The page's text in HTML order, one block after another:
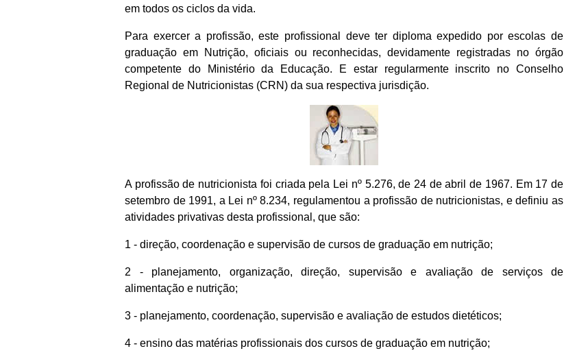
em todos os ciclos da vida.
Para exercer a profissão, este profissional deve ter diploma expedido por escolas de
graduação em Nutrição, oficiais ou reconhecidas, devidamente registradas no órgão
competente do Ministério da Educação. E estar regularmente inscrito no Conselho
Regional de Nutricionistas (CRN) da sua respectiva jurisdição.
A profissão de nutricionista foi criada pela Lei nº 5.276, de 24 de abril de 1967. Em 17 de
setembro de 1991, a Lei nº 8.234, regulamentou a profissão de nutricionistas, e definiu as
atividades privativas desta profissional, que são:
1 - direção, coordenação e supervisão de cursos de graduação em nutrição;
2 - planejamento, organização, direção, supervisão e avaliação de serviços de
alimentação e nutrição;
3 - planejamento, coordenação, supervisão e avaliação de estudos dietéticos;
4 - ensino das matérias profissionais dos cursos de graduação em nutrição;